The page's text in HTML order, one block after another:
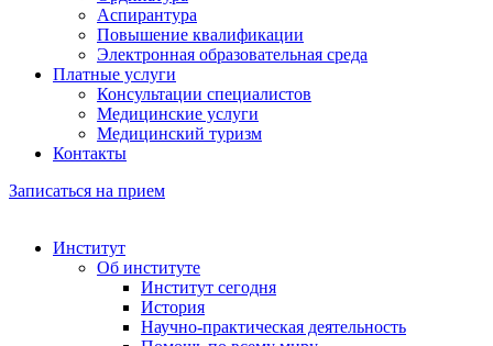
Аспирантура
Повышение квалификации
Электронная образовательная среда
Платные услуги
Консультации специалистов
Медицинские услуги
Медицинский туризм
Контакты
Записаться на прием
Институт
Об институте
Институт сегодня
История
Научно-практическая деятельность